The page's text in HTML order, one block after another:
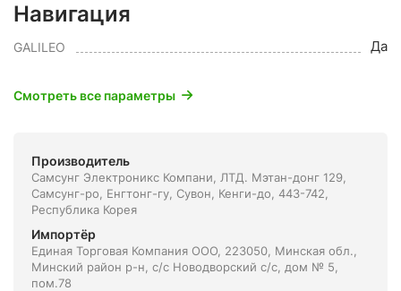
Навигация
GALILEO Да
Смотреть все параметры
Производитель
Самсунг Электроникс Компани, ЛТД. Мэтан-донг 129,
Самсунг-ро, Енгтонг-гу, Сувон, Кенги-до, 443-742,
Республика Корея
Импортёр
Единая Торговая Компания ООО, 223050, Минская обл.,
Минский район р-н, с/с Новодворский с/с, дом № 5,
пом.78